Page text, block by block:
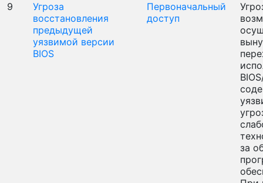
9
Угроза
восстановления
предыдущей
уязвимой версии
BIOS
Первоначальный
доступ
за